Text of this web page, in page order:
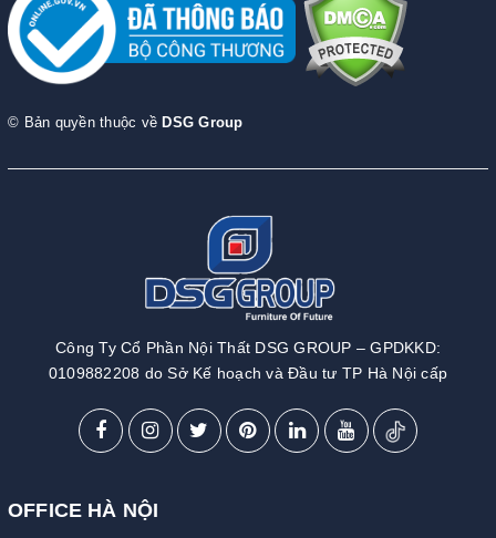
© Bản quyền thuộc về DSG Group
Công Ty Cổ Phần Nội Thất DSG GROUP – GPDKKD:
0109882208 do Sở Kế hoạch và Đầu tư TP Hà Nội cấp
OFFICE HÀ NỘI